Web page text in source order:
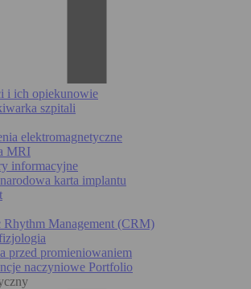
i ich opiekunowie
szpitali
elektromagnetyczne
MRI
informacyjne
karta implantu
Rhythm Management (CRM)
przed promieniowaniem
naczyniowe Portfolio